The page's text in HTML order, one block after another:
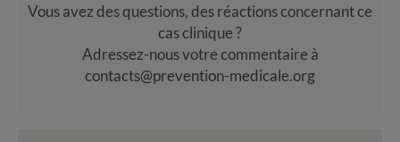
Vous avez des questions, des réactions concernant ce
cas clinique ?
Adressez-nous votre commentaire à
contacts@prevention-medicale.org